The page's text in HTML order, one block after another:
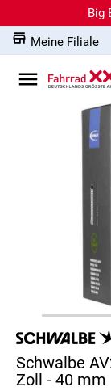
Big
Meine Filiale
Schwalbe
Zoll - 40 mm